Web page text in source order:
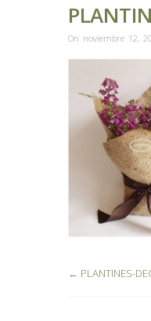
On noviembre 12,
← PLANTINES-